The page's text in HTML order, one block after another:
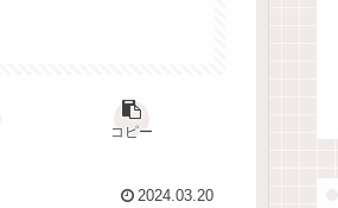
コピー
2024.03.20